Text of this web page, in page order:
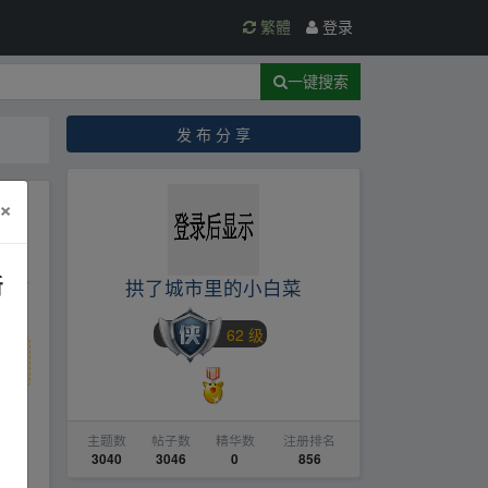
繁體 登录
一键搜索
发 布 分 享
拱了城市里的小白菜
62 级
主题数
3040
帖子数
3046
精华数
0
注册排名
856
×